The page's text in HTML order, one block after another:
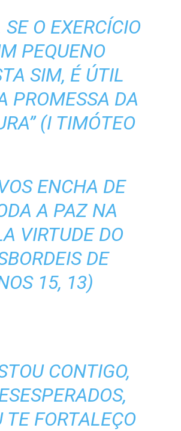
O EXERCÍCIO
PEQUENO
SIM, É ÚTIL
PROMESSA DA
(I TIMÓTEO
ENCHA DE
A PAZ NA
VIRTUDE DO
DE
15, 13)
CONTIGO,
TE FORTALEÇO